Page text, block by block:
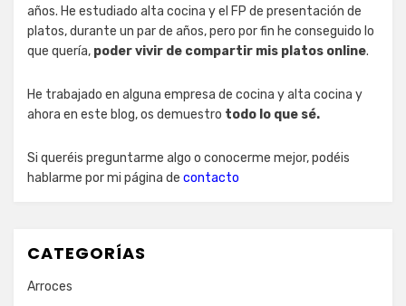
años. He estudiado alta cocina y el FP de presentación de
platos, durante un par de años, pero por fin he conseguido lo
que quería, poder vivir de compartir mis platos online.
He trabajado en alguna empresa de cocina y alta cocina y
ahora en este blog, os demuestro todo lo que sé.
Si queréis preguntarme algo o conocerme mejor, podéis
hablarme por mi página de contacto
CATEGORÍAS
Arroces